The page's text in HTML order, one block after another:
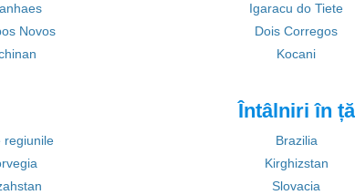
Igaracu do Tiete
Novos
Dois Corregos
Kocani
Întâlniri în
regiunile Brazilia
Kirghizstan
Slovacia